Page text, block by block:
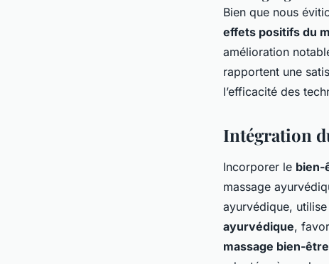
Bien que nous
effets positifs du
amélioration
rapportent une
l’efficacité des
Intégration
Incorporer le bien-
massage
ayurvédique,
ayurvédique,
massage bien-